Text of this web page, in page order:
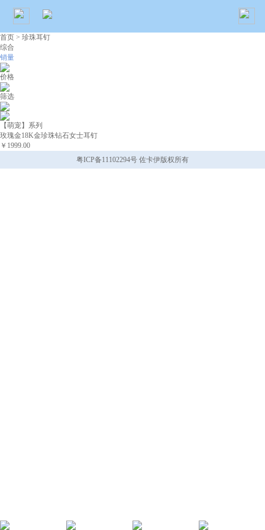
首页 > 珍珠耳钉
综合
销量
价格
筛选
【萌宠】系列
玫瑰金18K金珍珠钻石女士耳钉
￥1999.00
粤ICP备11102294号 佐卡伊版权所有